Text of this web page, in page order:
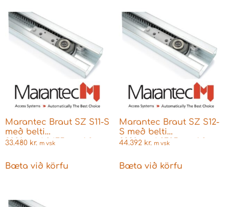
Marantec Braut SZ S11-S
með belti
3080mm/-2475mm 1.2mm
33.480 kr. m vsk
Bæta við körfu
Marantec Braut SZ S12-
S með belti
3330mm/-2725mm 1.2mm
44.392 kr. m vsk
Bæta við körfu